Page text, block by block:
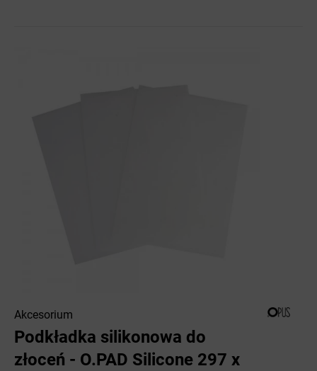
Akcesorium
Podkładka silikonowa do
złoceń - O.PAD Silicone 297 x